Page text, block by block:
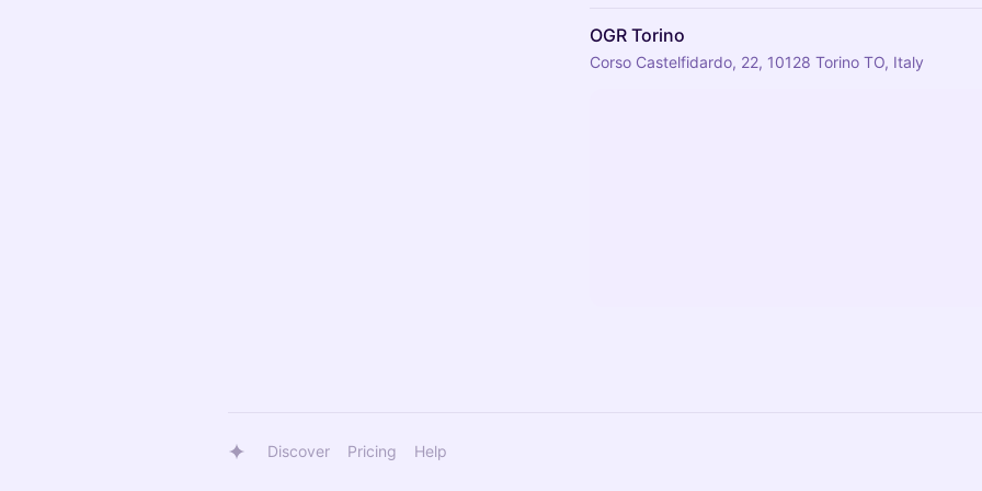
OGR Torino
Corso Castelfidardo, 22, 10128 Torino TO, Italy
Discover Pricing Help